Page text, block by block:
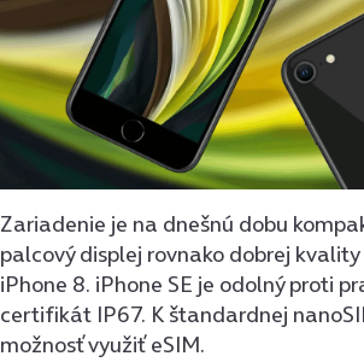
Zariadenie je na dnešnú dobu
palcový displej rovnako dobrej
iPhone 8. iPhone SE je odolný proti
certifikát IP67. K štandardnej
možnosť využiť eSIM.